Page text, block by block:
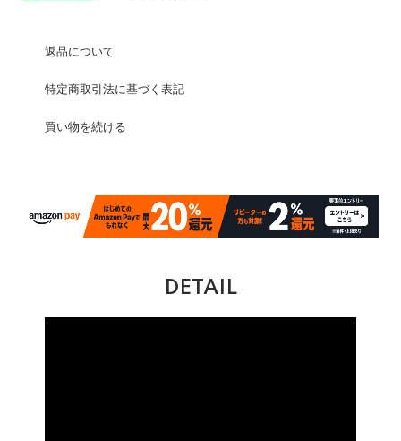
返品について
特定商取引法に基づく表記
買い物を続ける
DETAIL